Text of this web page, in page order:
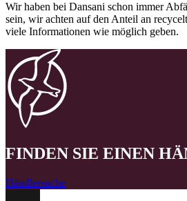
Wir haben bei Dansani schon immer
sein, wir achten auf den Anteil an
viele Informationen wie möglich geben.
FINDEN SIE EINEN
Händlersuche